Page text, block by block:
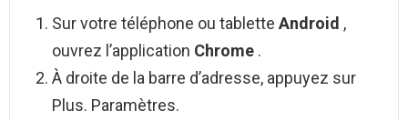
Sur votre téléphone ou tablette Android ,
ouvrez l’application Chrome .
À droite de la barre d’adresse, appuyez sur
Plus. Paramètres.